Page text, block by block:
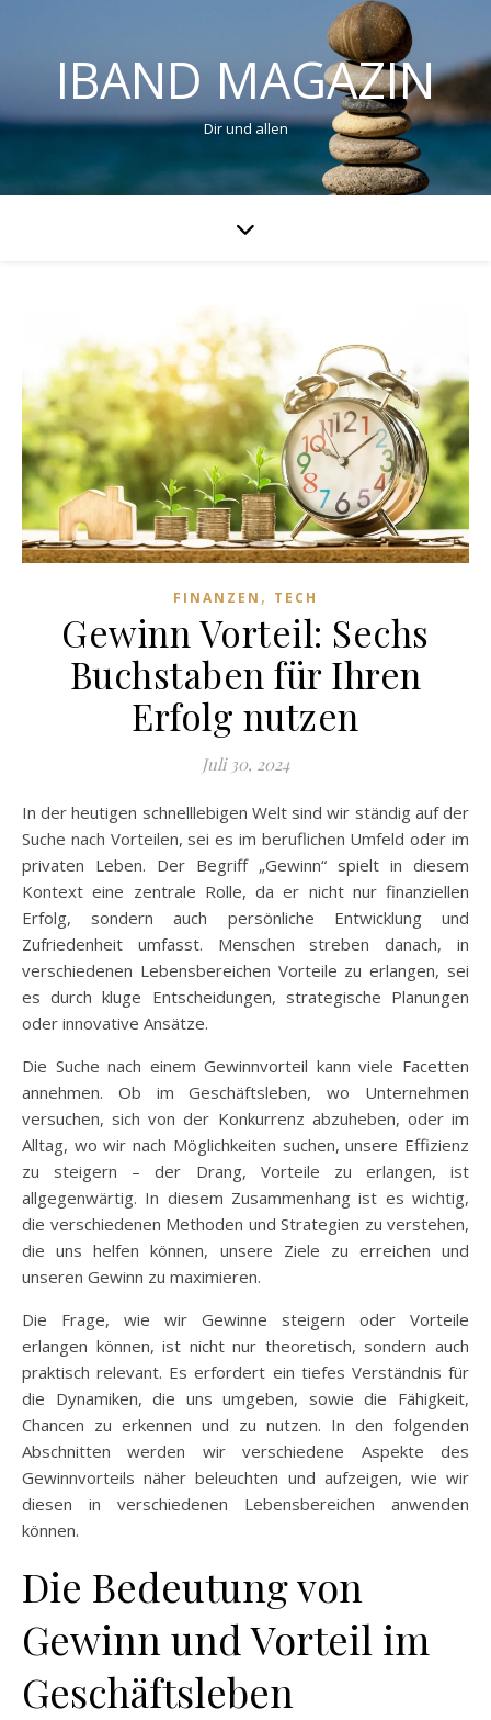
IBAND MAGAZIN
Dir und allen
FINANZEN , TECH
Gewinn Vorteil: Sechs
Buchstaben für Ihren
Erfolg nutzen
Juli 30, 2024
In der heutigen schnelllebigen Welt sind wir ständig auf der
Suche nach Vorteilen, sei es im beruflichen Umfeld oder im
privaten Leben. Der Begriff „Gewinn“ spielt in diesem
Kontext eine zentrale Rolle, da er nicht nur finanziellen
Erfolg, sondern auch persönliche Entwicklung und
Zufriedenheit umfasst. Menschen streben danach, in
verschiedenen Lebensbereichen Vorteile zu erlangen, sei
es durch kluge Entscheidungen, strategische Planungen
oder innovative Ansätze.
Die Suche nach einem Gewinnvorteil kann viele Facetten
annehmen. Ob im Geschäftsleben, wo Unternehmen
versuchen, sich von der Konkurrenz abzuheben, oder im
Alltag, wo wir nach Möglichkeiten suchen, unsere Effizienz
zu steigern – der Drang, Vorteile zu erlangen, ist
allgegenwärtig. In diesem Zusammenhang ist es wichtig,
die verschiedenen Methoden und Strategien zu verstehen,
die uns helfen können, unsere Ziele zu erreichen und
unseren Gewinn zu maximieren.
Die Frage, wie wir Gewinne steigern oder Vorteile
erlangen können, ist nicht nur theoretisch, sondern auch
praktisch relevant. Es erfordert ein tiefes Verständnis für
die Dynamiken, die uns umgeben, sowie die Fähigkeit,
Chancen zu erkennen und zu nutzen. In den folgenden
Abschnitten werden wir verschiedene Aspekte des
Gewinnvorteils näher beleuchten und aufzeigen, wie wir
diesen in verschiedenen Lebensbereichen anwenden
können.
Die Bedeutung von
Gewinn und Vorteil im
Geschäftsleben